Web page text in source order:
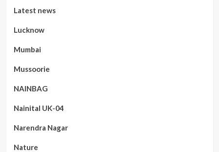
Latest news
Lucknow
Mumbai
Mussoorie
NAINBAG
Nainital UK-04
Narendra Nagar
Nature